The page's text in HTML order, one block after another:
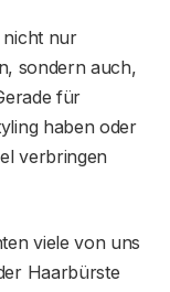
nicht nur
sondern auch,
für
haben oder
verbringen
viele von uns
Haarbürste